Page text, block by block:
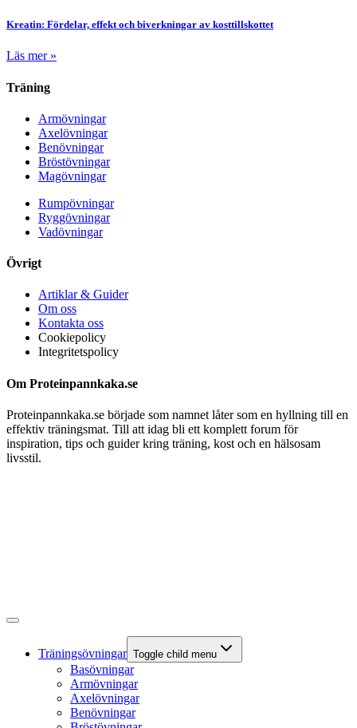
Kreatin: Fördelar, effekt och biverkningar av kosttillskottet
Läs mer »
Träning
Armövningar
Axelövningar
Benövningar
Bröstövningar
Magövningar
Rumpövningar
Ryggövningar
Vadövningar
Övrigt
Artiklar & Guider
Om oss
Kontakta oss
Cookiepolicy
Integritetspolicy
Om Proteinpannkaka.se
Proteinpannkaka.se började som namnet låter som en hyllning till en
effektiv träningsmat. Till att idag bli ett komplett forum för
inspiration, tips och guider kring träning, kost och en hälsosam
livsstil.
Träningsövningar Toggle child menu
Basövningar
Armövningar
Axelövningar
Benövningar